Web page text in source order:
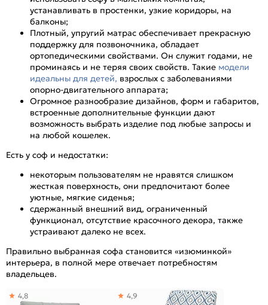
устанавливать в простенки, узкие коридоры, на
балконы;
Плотный, упругий матрас обеспечивает прекрасную
поддержку для позвоночника, обладает
ортопедическими свойствами. Он служит годами, не
проминаясь и не теряя своих свойств. Такие модели
идеальны для детей, взрослых с заболеваниями
опорно-двигательного аппарата;
Огромное разнообразие дизайнов, форм и габаритов,
встроенные дополнительные функции дают
возможность выбрать изделие под любые запросы и
на любой кошелек.
Есть у соф и недостатки:
некоторым пользователям не нравятся слишком
жесткая поверхность, они предпочитают более
уютные, мягкие сиденья;
сдержанный внешний вид, ограниченный
функционал, отсутствие красочного декора, также
устраивают далеко не всех.
Правильно выбранная софа становится «изюминкой»
интерьера, в полной мере отвечает потребностям
владельцев.
4,8 4,9